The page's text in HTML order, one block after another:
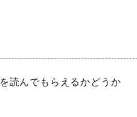
読んでもらえるかどうか